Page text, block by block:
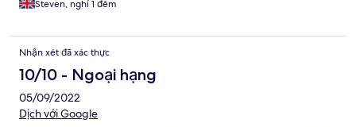
Steven, nghỉ 1 đêm
Nhận xét đã xác thực
10/10 - Ngoại hạng
05/09/2022
Dịch với Google